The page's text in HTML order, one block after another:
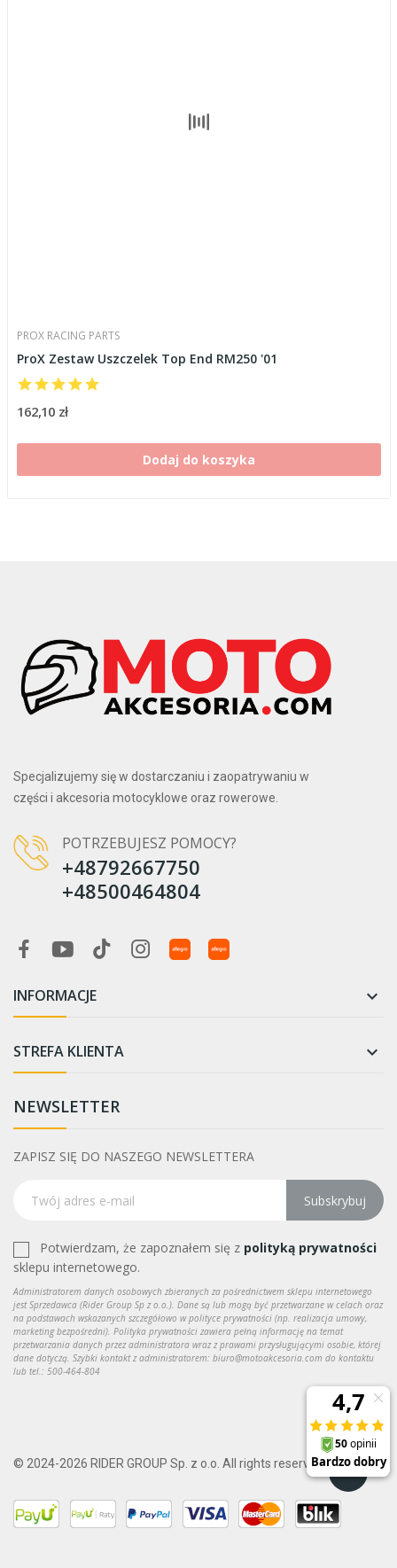
PROX RACING PARTS
ProX Zestaw Uszczelek Top End RM250 '01
162,10 zł
Dodaj do koszyka
Specjalizujemy się w dostarczaniu i zaopatrywaniu w
części i akcesoria motocyklowe oraz rowerowe.
POTRZEBUJESZ POMOCY?
+48792667750
+48500464804
INFORMACJE 
STREFA KLIENTA 
NEWSLETTER
ZAPISZ SIĘ DO NASZEGO NEWSLETTERA
Subskrybuj
Potwierdzam, że zapoznałem się z polityką prywatności
sklepu internetowego.
Administratorem danych osobowych zbieranych za pośrednictwem sklepu internetowego
jest Sprzedawca (Rider Group Sp z o.o.). Dane są lub mogą być przetwarzane w celach oraz
na podstawach wskazanych szczegółowo w polityce prywatności (np. realizacja umowy,
marketing bezpośredni). Polityka prywatności zawiera pełną informację na temat
przetwarzania danych przez administratora wraz z prawami przysługującymi osobie, której
dane dotyczą. Szybki kontakt z administratorem: biuro@motoakcesoria.com do kontaktu
lub tel.: 500-464-804
© 2024-2026 RIDER GROUP Sp. z o.o. All rights reserved.